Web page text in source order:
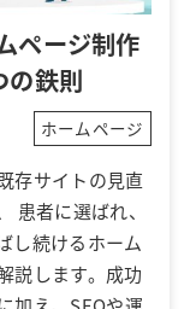
ページ制作
の鉄則
ホームページ
存サイトの見直
患者に選ばれ、
し続けるホーム
説します。成功